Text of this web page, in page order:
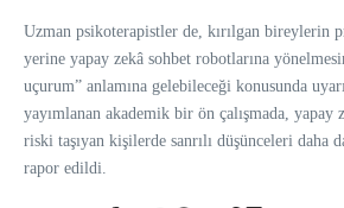
Uzman psikoterapistler de, kırılgan bireylerin
yerine yapay zekâ sohbet robotlarına
uçurum” anlamına gelebileceği konusunda
yayımlanan akademik bir ön çalışmada, yapay
riski taşıyan kişilerde sanrılı düşünceleri daha
rapor edildi.